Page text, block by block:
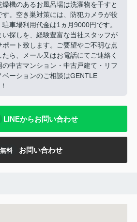
燥機のあるお風呂場は洗濯物を干すと
す。空き巣対策には、防犯カメラが役
車場利用代金は1ヵ月9000円です。
い探しを、経験豊富な当社スタッフが
ポート致します。ご要望やご不明な点
たら、メール又はお電話にてご連絡く
の中古マンション・中古戸建て・リフ
ベーションのご相談はGENTLE
LINEからお問い合わせ
無料 お問い合わせ